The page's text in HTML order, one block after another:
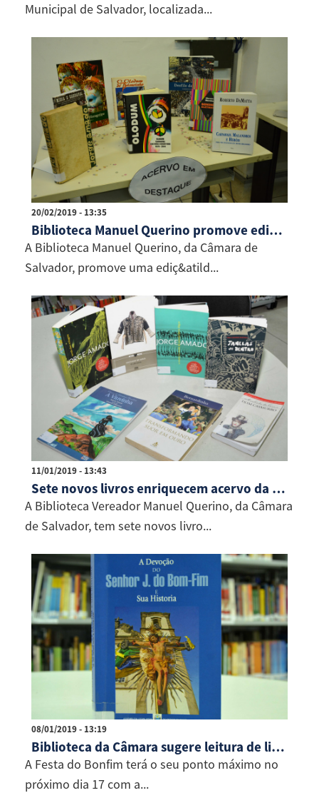
Municipal de Salvador, localizada...
20/02/2019 - 13:35
Biblioteca Manuel Querino promove edição especial para o Carnaval
A Biblioteca Manuel Querino, da Câmara de
Salvador, promove uma ediç&atild...
11/01/2019 - 13:43
Sete novos livros enriquecem acervo da Biblioteca da Câmara
A Biblioteca Vereador Manuel Querino, da Câmara
de Salvador, tem sete novos livro...
08/01/2019 - 13:19
Biblioteca da Câmara sugere leitura de livro sobre a Festa do Bonfim
A Festa do Bonfim terá o seu ponto máximo no
próximo dia 17 com a...